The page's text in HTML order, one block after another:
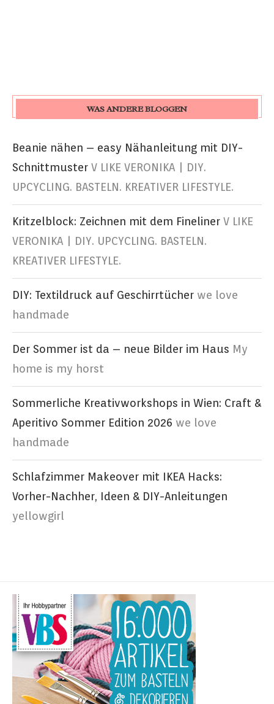
WAS ANDERE BLOGGEN
Beanie nähen – easy Nähanleitung mit DIY-
Schnittmuster V LIKE VERONIKA | DIY.
UPCYCLING. BASTELN. KREATIVER LIFESTYLE.
Kritzelblock: Zeichnen mit dem Fineliner V LIKE
VERONIKA | DIY. UPCYCLING. BASTELN.
KREATIVER LIFESTYLE.
DIY: Textildruck auf Geschirrtücher we love
handmade
Der Sommer ist da – neue Bilder im Haus My
home is my horst
Sommerliche Kreativworkshops in Wien: Craft &
Aperitivo Sommer Edition 2026 we love
handmade
Schlafzimmer Makeover mit IKEA Hacks:
Vorher-Nachher, Ideen & DIY-Anleitungen
yellowgirl